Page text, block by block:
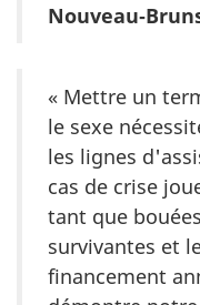
« Mettre un
le sexe
les lignes
cas de crise
tant que
survivantes et
financement